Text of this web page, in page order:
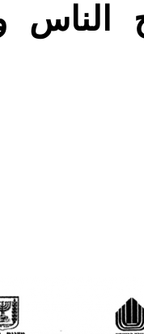
الناس